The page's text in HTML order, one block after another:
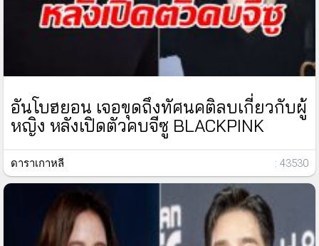
อันโบฮยอน เจอขุดถึงทัศนคติลบเกี่ยวกับผู้
หญิง หลังเปิดตัวคบจีซู BLACKPINK
ดาราเกาหลี : 43530